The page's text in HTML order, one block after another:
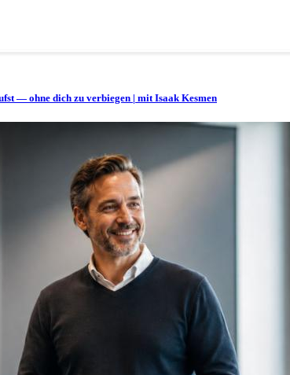
— ohne dich zu verbiegen | mit Isaak Kesmen